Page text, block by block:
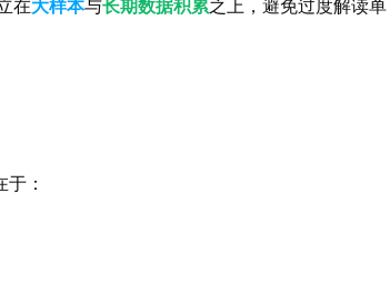
在大样本与长期数据积累之上，避免过度解读单
：